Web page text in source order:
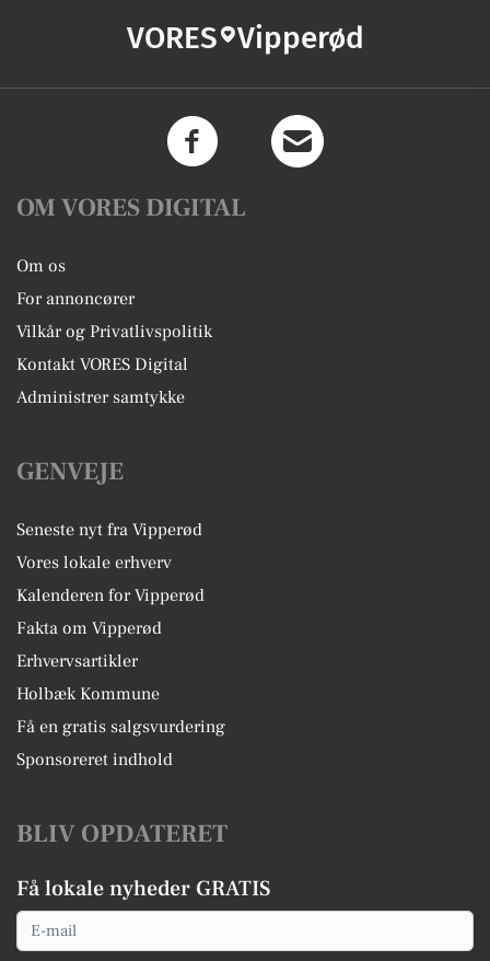
VORES Vipperød
OM VORES DIGITAL
Om os
For annoncører
Vilkår og Privatlivspolitik
Kontakt VORES Digital
Administrer samtykke
GENVEJE
Seneste nyt fra Vipperød
Vores lokale erhverv
Kalenderen for Vipperød
Fakta om Vipperød
Erhvervsartikler
Holbæk Kommune
Få en gratis salgsvurdering
Sponsoreret indhold
BLIV OPDATERET
Få lokale nyheder GRATIS
Email